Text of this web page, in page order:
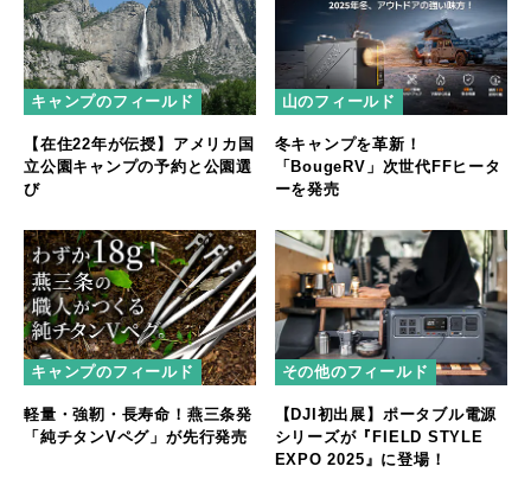
キャンプのフィールド
【在住22年が伝授】アメリカ国
立公園キャンプの予約と公園選
び
山のフィールド
冬キャンプを革新！
「BougeRV」次世代FFヒータ
ーを発売
キャンプのフィールド
軽量・強靭・長寿命！燕三条発
「純チタンVペグ」が先行発売
その他のフィールド
【DJI初出展】ポータブル電源
シリーズが『FIELD STYLE
EXPO 2025』に登場！